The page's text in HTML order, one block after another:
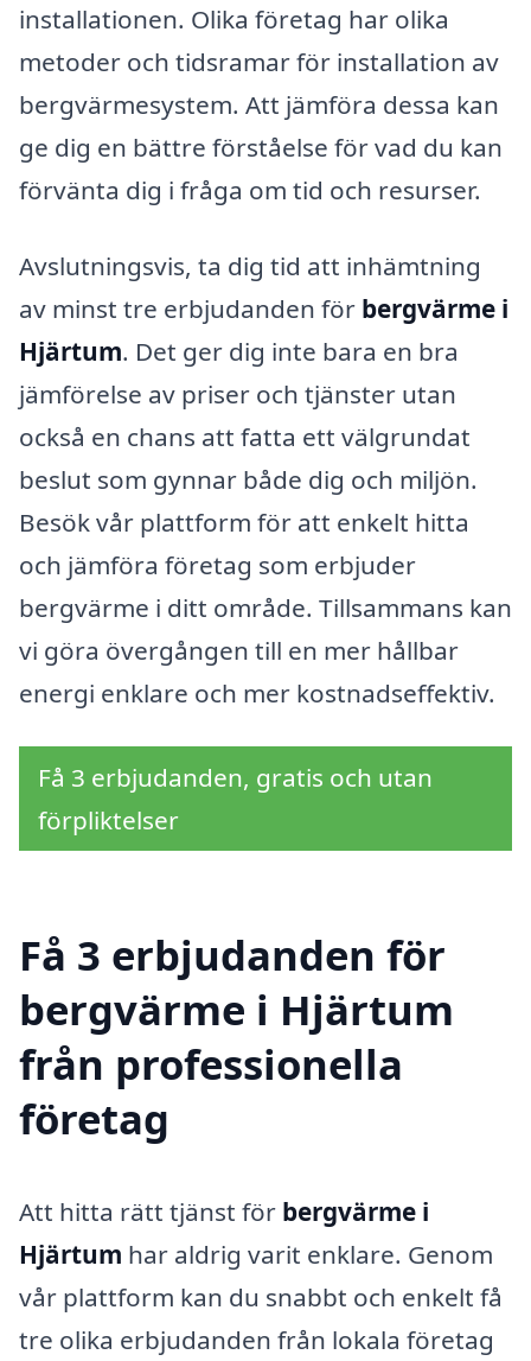
installationen. Olika företag har olika
metoder och tidsramar för installation av
bergvärmesystem. Att jämföra dessa kan
ge dig en bättre förståelse för vad du kan
förvänta dig i fråga om tid och resurser.
Avslutningsvis, ta dig tid att inhämtning
av minst tre erbjudanden för bergvärme i
Hjärtum. Det ger dig inte bara en bra
jämförelse av priser och tjänster utan
också en chans att fatta ett välgrundat
beslut som gynnar både dig och miljön.
Besök vår plattform för att enkelt hitta
och jämföra företag som erbjuder
bergvärme i ditt område. Tillsammans kan
vi göra övergången till en mer hållbar
energi enklare och mer kostnadseffektiv.
Få 3 erbjudanden, gratis och utan
förpliktelser
Få 3 erbjudanden för
bergvärme i Hjärtum
från professionella
företag
Att hitta rätt tjänst för bergvärme i
Hjärtum har aldrig varit enklare. Genom
vår plattform kan du snabbt och enkelt få
tre olika erbjudanden från lokala företag